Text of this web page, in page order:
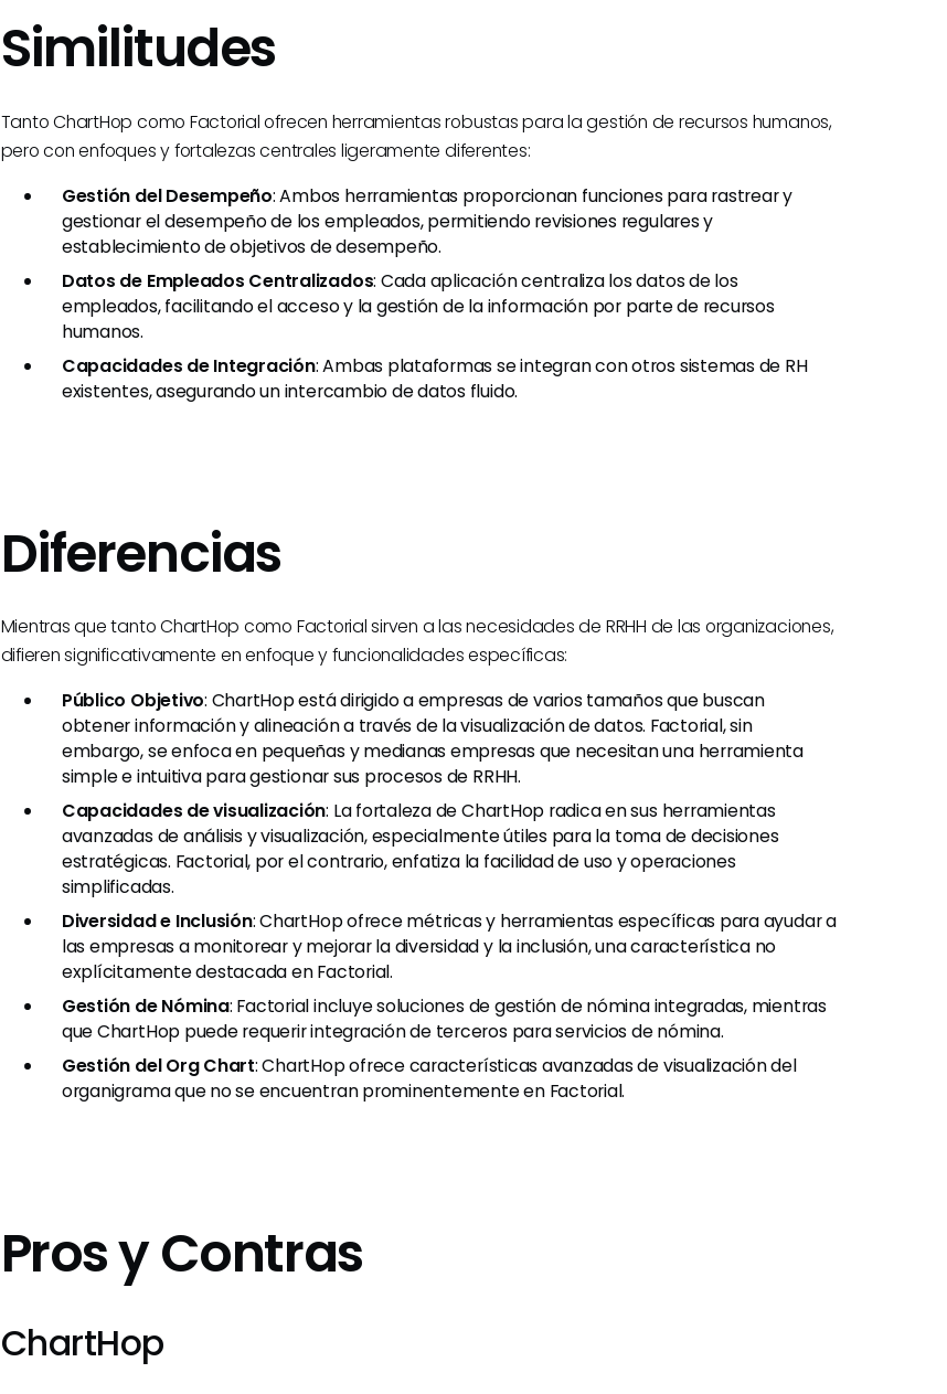
Similitudes
Tanto ChartHop como Factorial ofrecen herramientas robustas para la gestión de recursos humanos,
pero con enfoques y fortalezas centrales ligeramente diferentes:
Gestión del Desempeño: Ambos herramientas proporcionan funciones para rastrear y
gestionar el desempeño de los empleados, permitiendo revisiones regulares y
establecimiento de objetivos de desempeño.
Datos de Empleados Centralizados: Cada aplicación centraliza los datos de los
empleados, facilitando el acceso y la gestión de la información por parte de recursos
humanos.
Capacidades de Integración: Ambas plataformas se integran con otros sistemas de RH
existentes, asegurando un intercambio de datos fluido.
Diferencias
Mientras que tanto ChartHop como Factorial sirven a las necesidades de RRHH de las organizaciones,
difieren significativamente en enfoque y funcionalidades específicas:
Público Objetivo: ChartHop está dirigido a empresas de varios tamaños que buscan
obtener información y alineación a través de la visualización de datos. Factorial, sin
embargo, se enfoca en pequeñas y medianas empresas que necesitan una herramienta
simple e intuitiva para gestionar sus procesos de RRHH.
Capacidades de visualización: La fortaleza de ChartHop radica en sus herramientas
avanzadas de análisis y visualización, especialmente útiles para la toma de decisiones
estratégicas. Factorial, por el contrario, enfatiza la facilidad de uso y operaciones
simplificadas.
Diversidad e Inclusión: ChartHop ofrece métricas y herramientas específicas para ayudar a
las empresas a monitorear y mejorar la diversidad y la inclusión, una característica no
explícitamente destacada en Factorial.
Gestión de Nómina: Factorial incluye soluciones de gestión de nómina integradas, mientras
que ChartHop puede requerir integración de terceros para servicios de nómina.
Gestión del Org Chart: ChartHop ofrece características avanzadas de visualización del
organigrama que no se encuentran prominentemente en Factorial.
Pros y Contras
ChartHop